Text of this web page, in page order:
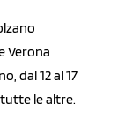
Verona
dal 12 al 17
le altre.